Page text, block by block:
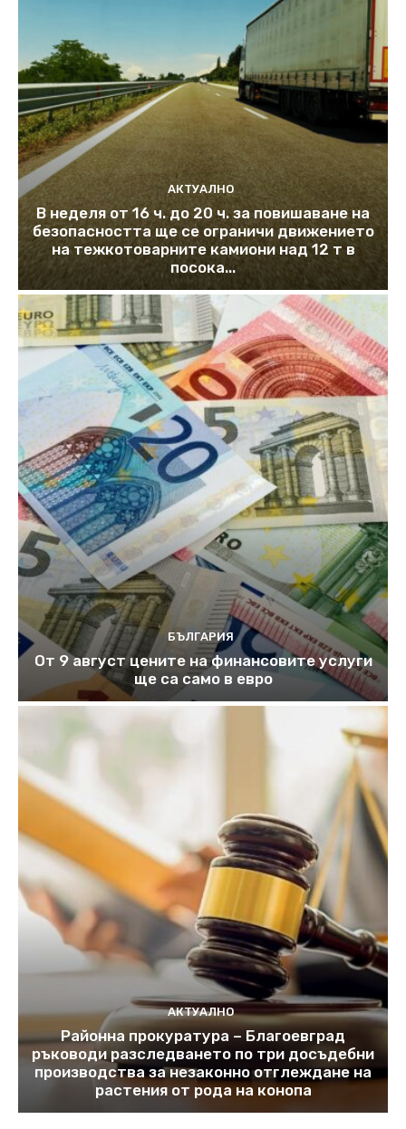
АКТУАЛНО
В неделя от 16 ч. до 20 ч. за повишаване на
безопасността ще се ограничи движението
на тежкотоварните камиони над 12 т в
посока...
БЪЛГАРИЯ
От 9 август цените на финансовите услуги
ще са само в евро
АКТУАЛНО
Районна прокуратура – Благоевград
ръководи разследването по три досъдебни
производства за незаконно отглеждане на
растения от рода на конопа